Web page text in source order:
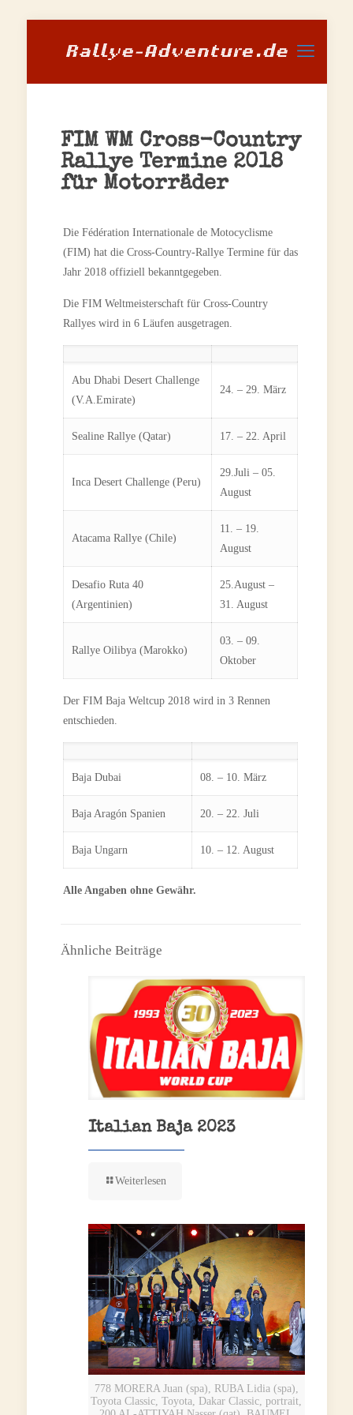
FIM WM Cross-Country
Rallye Termine 2018
für Motorräder
Die Fédération Internationale de Motocyclisme
(FIM) hat die Cross-Country-Rallye Termine für das
Jahr 2018 offiziell bekanntgegeben.
Die FIM Weltmeisterschaft für Cross-Country
Rallyes wird in 6 Läufen ausgetragen.
Abu Dhabi Desert Challenge
(V.A.Emirate)
24. – 29. März
Sealine Rallye (Qatar) 17. – 22. April
Inca Desert Challenge (Peru)
29.Juli – 05.
August
Atacama Rallye (Chile)
11. – 19.
August
Desafio Ruta 40
(Argentinien)
25.August –
31. August
Rallye Oilibya (Marokko)
03. – 09.
Oktober
Der FIM Baja Weltcup 2018 wird in 3 Rennen
entschieden.
Baja Dubai 08. – 10. März
Baja Aragón Spanien 20. – 22. Juli
Baja Ungarn 10. – 12. August
Alle Angaben ohne Gewähr.
Ähnliche Beiträge
Italian Baja 2023
Weiterlesen
778 MORERA Juan (spa), RUBA Lidia (spa),
Toyota Classic, Toyota, Dakar Classic, portrait,